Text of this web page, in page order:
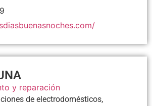
y reparación
de electrodomésticos,